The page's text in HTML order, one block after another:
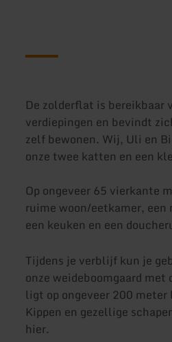
De zolderflat is bereikbaar
verdiepingen en bevindt
zelf bewonen. Wij, Uli en
onze twee katten en een
Op ongeveer 65 vierkante
ruime woon/eetkamer, een
een keuken en een
Tijdens je verblijf kun je
onze weideboomgaard met
ligt op ongeveer 200 meter
Kippen en gezellige
hier.